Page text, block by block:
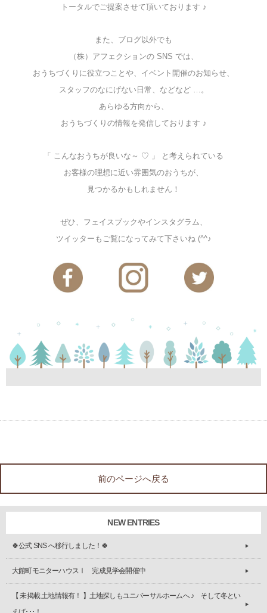
トータルでご提案させて頂いております ♪
また、ブログ以外でも
（株）アフェクションの SNS では、
おうちづくりに役立つことや、イベント開催のお知らせ、
スタッフのなにげない日常、などなど …。
あらゆる方向から、
おうちづくりの情報を発信しております ♪
「 こんなおうちが良いな～ ♡ 」 と考えられている
お客様の理想に近い雰囲気のおうちが、
見つかるかもしれません！
ぜひ、フェイスブックやインスタグラム、
ツイッターもご覧になってみて下さいね (^^♪
前のページへ戻る
NEW ENTRIES
🍀公式 SNS へ移行しました！🍀
大館町モニターハウスⅠ 完成見学会開催中
【 未掲載 土地情報有！ 】土地探しもユニバーサルホームへ ♪ そして冬とい